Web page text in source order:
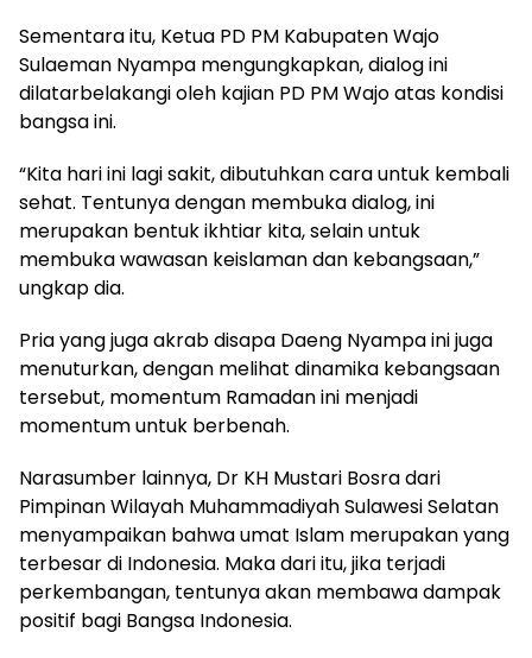
Sementara itu, Ketua PD PM Kabupaten Wajo
Sulaeman Nyampa mengungkapkan, dialog ini
dilatarbelakangi oleh kajian PD PM Wajo atas kondisi
bangsa ini.
“Kita hari ini lagi sakit, dibutuhkan cara untuk kembali
sehat. Tentunya dengan membuka dialog, ini
merupakan bentuk ikhtiar kita, selain untuk
membuka wawasan keislaman dan kebangsaan,”
ungkap dia.
Pria yang juga akrab disapa Daeng Nyampa ini juga
menuturkan, dengan melihat dinamika kebangsaan
tersebut, momentum Ramadan ini menjadi
momentum untuk berbenah.
Narasumber lainnya, Dr KH Mustari Bosra dari
Pimpinan Wilayah Muhammadiyah Sulawesi Selatan
menyampaikan bahwa umat Islam merupakan yang
terbesar di Indonesia. Maka dari itu, jika terjadi
perkembangan, tentunya akan membawa dampak
positif bagi Bangsa Indonesia.